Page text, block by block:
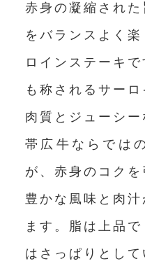
赤身の凝縮され
をバランスよく
ロインステーキ
も称されるサー
肉質とジューシー
帯広牛ならでは
が、赤身のコク
豊かな風味と肉
ます。脂は上品
はさっぱりとし